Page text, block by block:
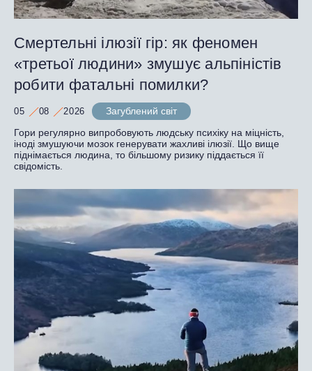
Смертельні ілюзії гір: як феномен
«третьої людини» змушує альпіністів
робити фатальні помилки?
05 08 2026
Загублений світ
Гори регулярно випробовують людську психіку на міцність,
іноді змушуючи мозок генерувати жахливі ілюзії. Що вище
піднімається людина, то більшому ризику піддається її
свідомість.